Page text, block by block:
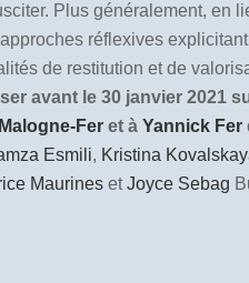
Plus généralement, en
réflexives
de restitution et de
avant le 30 janvier 2021
Fer et à Yannick Fer
Esmili, Kristina
Maurines etJoyce Sebag